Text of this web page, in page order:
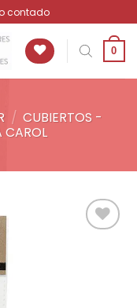
contado
0
/ CUBIERTOS -
CAROL